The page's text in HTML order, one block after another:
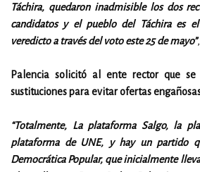
Táchira, quedaron inadmisible los dos
candidatos y el pueblo del Táchira es
veredicto a través del voto este 25 de mayo”
Palencia solicitó al ente rector que
sustituciones para evitar ofertas
“Totalmente, La plataforma Salgo, la
plataforma de UNE, y hay un partido
Democrática Popular, que inicialmente